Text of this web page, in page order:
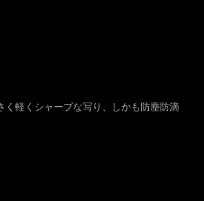
く軽くシャープな写り、しかも防塵防滴